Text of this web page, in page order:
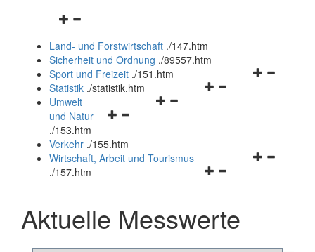
Navigationsmenü
und
schließen
Land- und Forstwirtschaft ./147.htm
Sicherheit und Ordnung ./89557.htm
Navigationsmenü
Sport und Freizeit ./151.htm
Navigationsmenü
Statistik ./statistik.htm
Navigationsmenü
und
schließen
Umwelt
und Natur
./153.htm
Verkehr ./155.htm
Navigationsmenü
schließen
Wirtschaft, Arbeit und Tourismus
./157.htm
Aktuelle Messwerte